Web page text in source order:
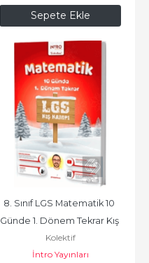
Sepete Ekle
8. Sınıf LGS Matematik 10
Günde 1. Dönem Tekrar Kış
Kampı
Kolektif
İntro Yayınları